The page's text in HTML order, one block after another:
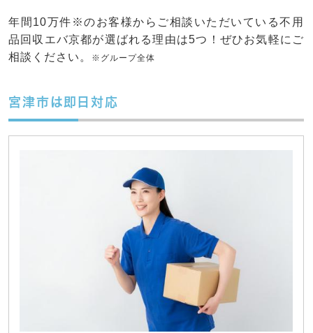
年間10万件※のお客様からご相談いただいている不用
品回収エバ京都が選ばれる理由は5つ！ぜひお気軽にご
相談ください。
※グループ全体
宮津市は即日対応